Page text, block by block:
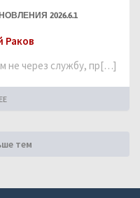
2026.6.1
Раков
не через службу, пр[…]
тем